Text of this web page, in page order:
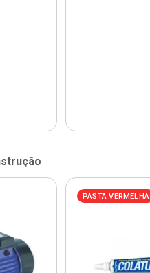
PASTA VERMELHA